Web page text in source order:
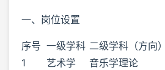
一、岗位设置
序号 一级学科 二级学科（方向）
1
艺术学 音乐学理论